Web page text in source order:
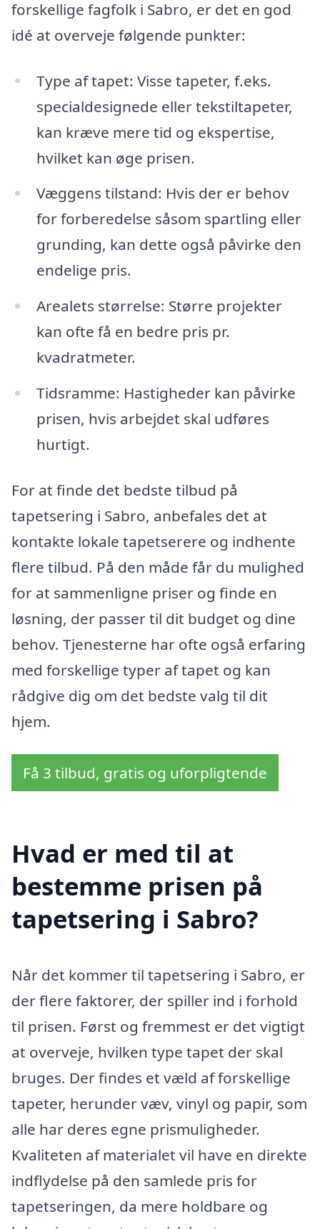
forskellige fagfolk i Sabro, er det en god
idé at overveje følgende punkter:
Type af tapet: Visse tapeter, f.eks.
specialdesignede eller tekstiltapeter,
kan kræve mere tid og ekspertise,
hvilket kan øge prisen.
Væggens tilstand: Hvis der er behov
for forberedelse såsom spartling eller
grunding, kan dette også påvirke den
endelige pris.
Arealets størrelse: Større projekter
kan ofte få en bedre pris pr.
kvadratmeter.
Tidsramme: Hastigheder kan påvirke
prisen, hvis arbejdet skal udføres
hurtigt.
For at finde det bedste tilbud på
tapetsering i Sabro, anbefales det at
kontakte lokale tapetserere og indhente
flere tilbud. På den måde får du mulighed
for at sammenligne priser og finde en
løsning, der passer til dit budget og dine
behov. Tjenesterne har ofte også erfaring
med forskellige typer af tapet og kan
rådgive dig om det bedste valg til dit
hjem.
Få 3 tilbud, gratis og uforpligtende
Hvad er med til at
bestemme prisen på
tapetsering i Sabro?
Når det kommer til tapetsering i Sabro, er
der flere faktorer, der spiller ind i forhold
til prisen. Først og fremmest er det vigtigt
at overveje, hvilken type tapet der skal
bruges. Der findes et væld af forskellige
tapeter, herunder væv, vinyl og papir, som
alle har deres egne prismuligheder.
Kvaliteten af materialet vil have en direkte
indflydelse på den samlede pris for
tapetseringen, da mere holdbare og